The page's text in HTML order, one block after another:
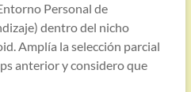
Personal de
dentro del nicho
Amplía la selección parcial
anterior y considero que